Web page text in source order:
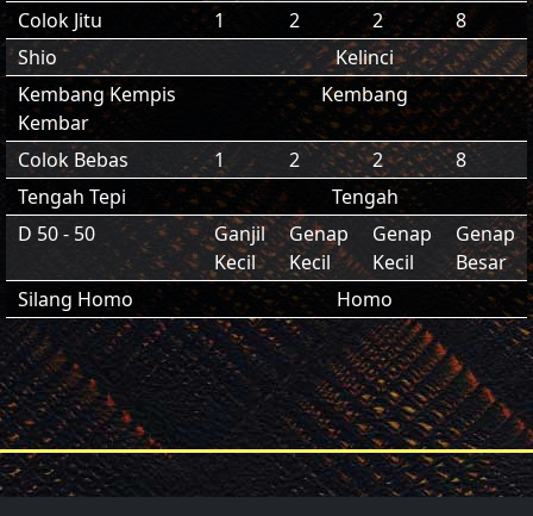
Colok Jitu
1 2 2
8
Shio
Kelinci
Kembang Kempis
Kembar
Kembang
Colok Bebas 1 2 2
8
Tengah Tepi
Tengah
D 50 - 50
Ganjil
Kecil
Genap
Kecil
Genap
Kecil
Genap
Besar
Silang Homo
Homo